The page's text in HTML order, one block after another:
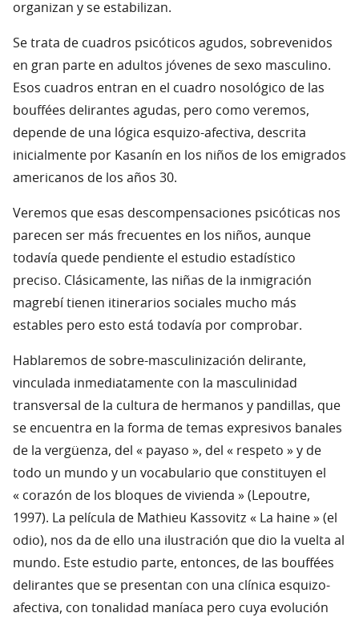
organizan y se estabilizan.
Se trata de cuadros psicóticos agudos, sobrevenidos
en gran parte en adultos jóvenes de sexo masculino.
Esos cuadros entran en el cuadro nosológico de las
bouffées delirantes agudas, pero como veremos,
depende de una lógica esquizo-afectiva, descrita
inicialmente por Kasanín en los niños de los emigrados
americanos de los años 30.
Veremos que esas descompensaciones psicóticas nos
parecen ser más frecuentes en los niños, aunque
todavía quede pendiente el estudio estadístico
preciso. Clásicamente, las niñas de la inmigración
magrebí tienen itinerarios sociales mucho más
estables pero esto está todavía por comprobar.
Hablaremos de sobre-masculinización delirante,
vinculada inmediatamente con la masculinidad
transversal de la cultura de hermanos y pandillas, que
se encuentra en la forma de temas expresivos banales
de la vergüenza, del « payaso », del « respeto » y de
todo un mundo y un vocabulario que constituyen el
« corazón de los bloques de vivienda » (Lepoutre,
1997). La película de Mathieu Kassovitz « La haine » (el
odio), nos da de ello una ilustración que dio la vuelta al
mundo. Este estudio parte, entonces, de las bouffées
delirantes que se presentan con una clínica esquizo-
afectiva, con tonalidad maníaca pero cuya evolución